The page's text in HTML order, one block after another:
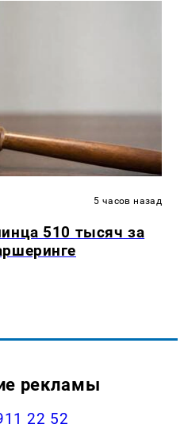
5 часов назад
510 тысяч за
рекламы
22 52